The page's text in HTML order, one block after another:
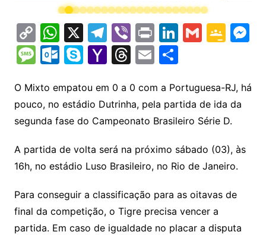
C
o
p
y
Li
n
k
W
h
at
s
A
p
p
X T
el
e
gr
a
m
Vi
b
er
Pr
in
t
Li
n
k
e
dI
n
G
l
G
gl
e
Cl
a
s
o
o
M
s
M
s
s
a
g
e
O
lo
o
k.
c
o
m
S
y
p
e
Y
h
o
o
M
ai
l
T
e
a
d
s
E
ai
l
S
ar
e
O Mixto empatou em 0 a 0 com a Portuguesa-RJ, há
pouco, no estádio Dutrinha, pela partida de ida da
segunda fase do Campeonato Brasileiro Série D.
A partida de volta será na próximo sábado (03), às
16h, no estádio Luso Brasileiro, no Rio de Janeiro.
Para conseguir a classificação para as oitavas de
final da competição, o Tigre precisa vencer a
partida. Em caso de igualdade no placar a disputa